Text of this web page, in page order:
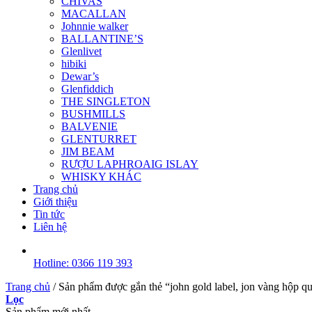
MACALLAN
Johnnie walker
BALLANTINE’S
Glenlivet
hibiki
Dewar’s
Glenfiddich
THE SINGLETON
BUSHMILLS
BALVENIE
GLENTURRET
JIM BEAM
RƯỢU LAPHROAIG ISLAY
WHISKY KHÁC
Trang chủ
Giới thiệu
Tin tức
Liên hệ
Hotline: 0366 119 393
Trang chủ /Sản phẩm được gắn thẻ “john gold label, jon vàng hộp
Lọc